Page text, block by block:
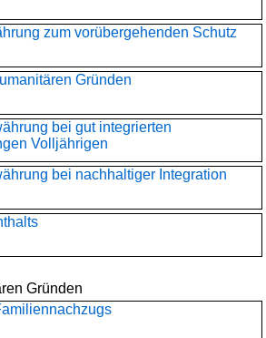
zum vorübergehenden Schutz
Gründen
bei gut integrierten
Volljährigen
bei nachhaltiger Integration
Gründen